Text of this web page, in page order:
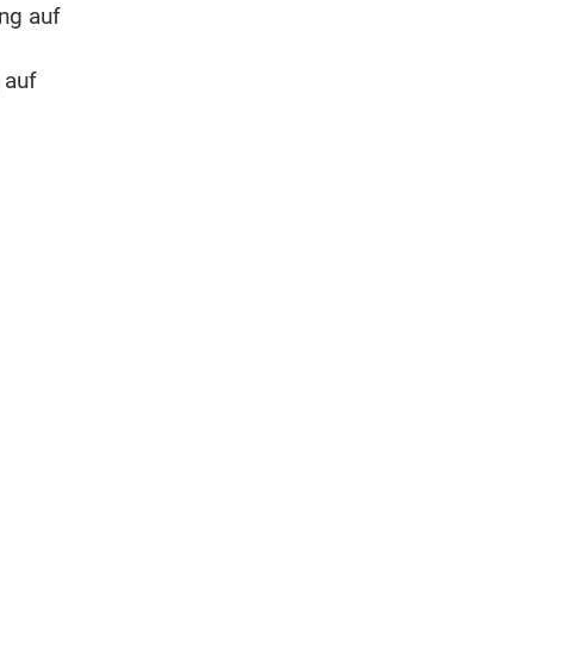
auf
auf